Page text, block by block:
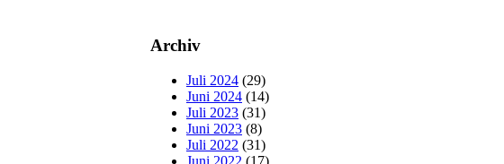
Archiv
Juli 2024 (29)
Juni 2024 (14)
Juli 2023 (31)
Juni 2023 (8)
Juli 2022 (31)
Juni 2022 (17)